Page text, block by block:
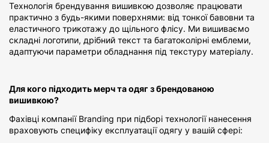
Технологія брендування вишивкою дозволяє працювати
практично з будь-якими поверхнями: від тонкої бавовни та
еластичного трикотажу до щільного флісу. Ми вишиваємо
складні логотипи, дрібний текст та багатоколірні емблеми,
адаптуючи параметри обладнання під текстуру матеріалу.
Для кого підходить мерч та одяг з брендованою
вишивкою?
Фахівці компанії Branding при підборі технології нанесення
враховують специфіку експлуатації одягу у вашій сфері: